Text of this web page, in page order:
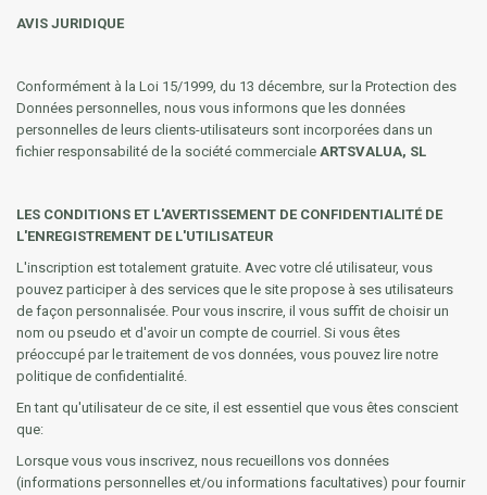
AVIS JURIDIQUE
Conformément à la Loi 15/1999, du 13 décembre, sur la Protection des
Données personnelles, nous vous informons que les données
personnelles de leurs clients-utilisateurs sont incorporées dans un
fichier responsabilité de la société commerciale ARTSVALUA, SL
LES CONDITIONS ET L'AVERTISSEMENT DE CONFIDENTIALITÉ DE
L'ENREGISTREMENT DE L'UTILISATEUR
L'inscription est totalement gratuite. Avec votre clé utilisateur, vous
pouvez participer à des services que le site propose à ses utilisateurs
de façon personnalisée. Pour vous inscrire, il vous suffit de choisir un
nom ou pseudo et d'avoir un compte de courriel. Si vous êtes
préoccupé par le traitement de vos données, vous pouvez lire notre
politique de confidentialité.
En tant qu'utilisateur de ce site, il est essentiel que vous êtes conscient
que:
Lorsque vous vous inscrivez, nous recueillons vos données
(informations personnelles et/ou informations facultatives) pour fournir